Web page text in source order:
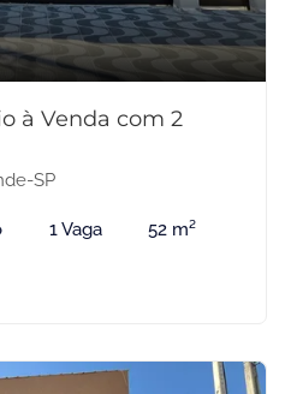
à Venda com 2
SP
1 Vaga 52 m²